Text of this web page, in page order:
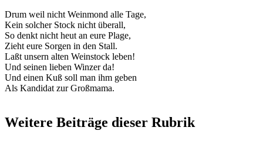
Drum weil nicht Weinmond alle Tage,
Kein solcher Stock nicht überall,
So denkt nicht heut an eure Plage,
Zieht eure Sorgen in den Stall.
Laßt unsern alten Weinstock leben!
Und seinen lieben Winzer da!
Und einen Kuß soll man ihm geben
Als Kandidat zur Großmama.
Weitere Beiträge dieser Rubrik